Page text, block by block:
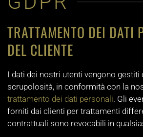
TRATTAMENTO DEI DATI
DEL CLIENTE
I dati dei nostri utenti vengono
scrupolosità, in conformità con la
trattamento dei dati personali. Gli
forniti dai clienti per trattamenti
contrattuali sono revocabili in